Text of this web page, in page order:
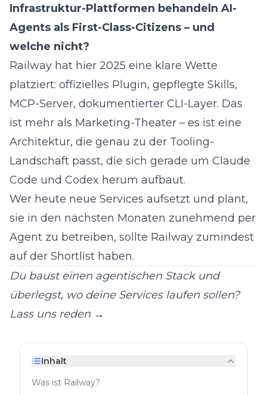
Infrastruktur-Plattformen behandeln AI-
Agents als First-Class-Citizens – und
welche nicht?
Railway hat hier 2025 eine klare Wette
platziert: offizielles Plugin, gepflegte Skills,
MCP-Server, dokumentierter CLI-Layer. Das
ist mehr als Marketing-Theater – es ist eine
Architektur, die genau zu der Tooling-
Landschaft passt, die sich gerade um Claude
Code und Codex herum aufbaut.
Wer heute neue Services aufsetzt und plant,
sie in den nächsten Monaten zunehmend per
Agent zu betreiben, sollte Railway zumindest
auf der Shortlist haben.
Du baust einen agentischen Stack und
überlegst, wo deine Services laufen sollen?
Lass uns reden →
Inhalt
Was ist Railway?